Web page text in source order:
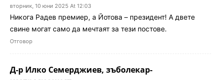
вторник, 10 юни 2025 At 12:03
Никога Радев премиер, а Йотова – президент! А двете
свине могат само да мечтаят за тези постове.
Отговор
Д-р Илко Семерджиев, зъболекар-